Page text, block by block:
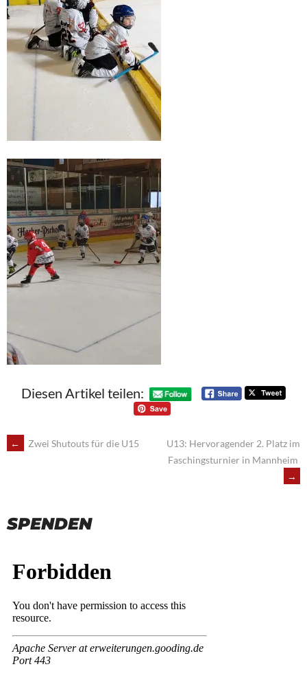
Diesen Artikel teilen:
POST
← Zwei Shutouts für die U15
U13: Hervoragender 2. Platz im
Faschingsturnier in Mannheim
→
SPENDEN